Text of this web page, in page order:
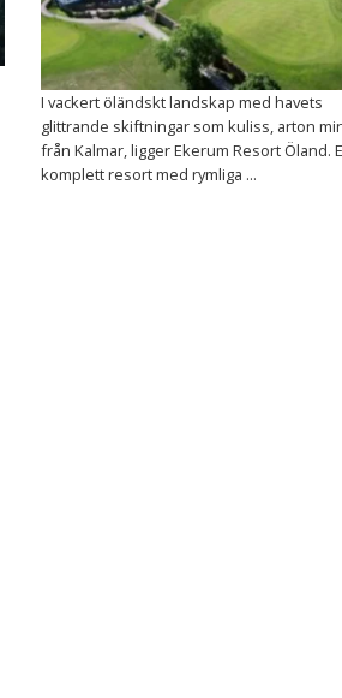
I vackert öländskt landskap med havets
glittrande skiftningar som kuliss, arton
från Kalmar, ligger Ekerum Resort Öland.
komplett resort med rymliga ...